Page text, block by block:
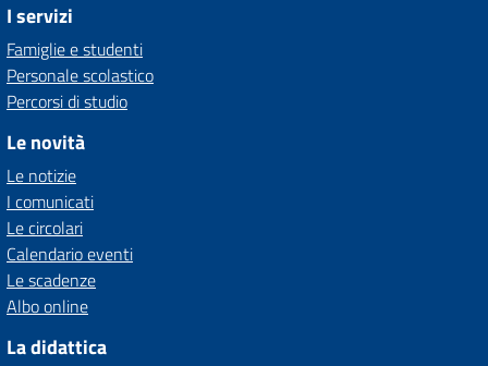
I servizi
Famiglie e studenti
Personale scolastico
Percorsi di studio
Le novità
Le notizie
I comunicati
Le circolari
Calendario eventi
Le scadenze
Albo online
La didattica